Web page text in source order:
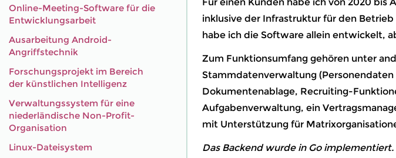
Online-Meeting-Software für die
Entwicklungsarbeit
Ausarbeitung Android-
Angriffstechnik
Forschungsprojekt im Bereich
der künstlichen Intelligenz
Verwaltungssystem für eine
niederländische Non-Profit-
Organisation
Linux-Dateisystem
inklusive der Infrastruktur für den
habe ich die Software allein entwickelt,
Zum Funktionsumfang gehören unter
Stammdatenverwaltung
Dokumentenablage, Recruiting-
Aufgabenverwaltung, ein
mit Unterstützung für
Das Backend wurde in Go